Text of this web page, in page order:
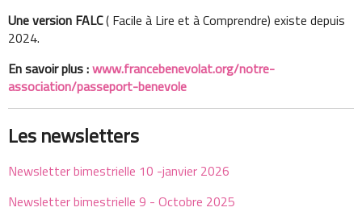
Une version FALC( Facile à Lire et à Comprendre) existe depuis
2024.
En savoir plus :www.francebenevolat.org/notre-
association/passeport-benevole
Les newsletters
Newsletter bimestrielle 10 -janvier 2026
Newsletter bimestrielle 9 - Octobre 2025